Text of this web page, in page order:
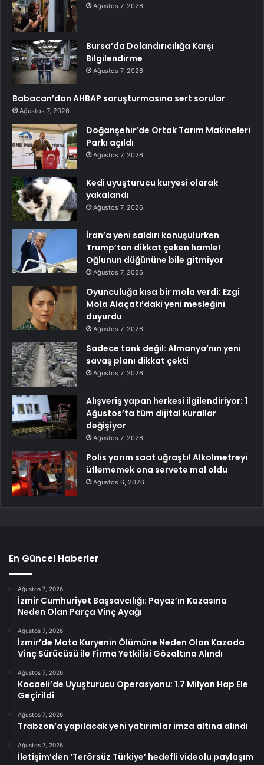
Ağustos 7, 2026
Bursa’da Dolandırıcılığa Karşı
Bilgilendirme
Ağustos 7, 2026
Babacan’dan AHBAP soruşturmasına sert sorular
Ağustos 7, 2026
Doğanşehir’de Ortak Tarım Makineleri
Parkı açıldı
Ağustos 7, 2026
Kedi uyuşturucu kuryesi olarak
yakalandı
Ağustos 7, 2026
İran’a yeni saldırı konuşulurken
Trump’tan dikkat çeken hamle!
Oğlunun düğününe bile gitmiyor
Ağustos 7, 2026
Oyunculuğa kısa bir mola verdi: Ezgi
Mola Alaçatı’daki yeni mesleğini
duyurdu
Ağustos 7, 2026
Sadece tank değil: Almanya’nın yeni
savaş planı dikkat çekti
Ağustos 7, 2026
Alışveriş yapan herkesi ilgilendiriyor: 1
Ağustos’ta tüm dijital kurallar
değişiyor
Ağustos 7, 2026
Polis yarım saat uğraştı! Alkolmetreyi
üflememek ona servete mal oldu
Ağustos 6, 2026
En Güncel Haberler
Ağustos 7, 2026
İzmir Cumhuriyet Başsavcılığı: Payaz’ın Kazasına
Neden Olan Parça Vinç Ayağı
Ağustos 7, 2026
İzmir’de Moto Kuryenin Ölümüne Neden Olan Kazada
Vinç Sürücüsü ile Firma Yetkilisi Gözaltına Alındı
Ağustos 7, 2026
Kocaeli’de Uyuşturucu Operasyonu: 1.7 Milyon Hap Ele
Geçirildi
Ağustos 7, 2026
Trabzon’a yapılacak yeni yatırımlar imza altına alındı
Ağustos 7, 2026
İletişim’den ‘Terörsüz Türkiye’ hedefli videolu paylaşım